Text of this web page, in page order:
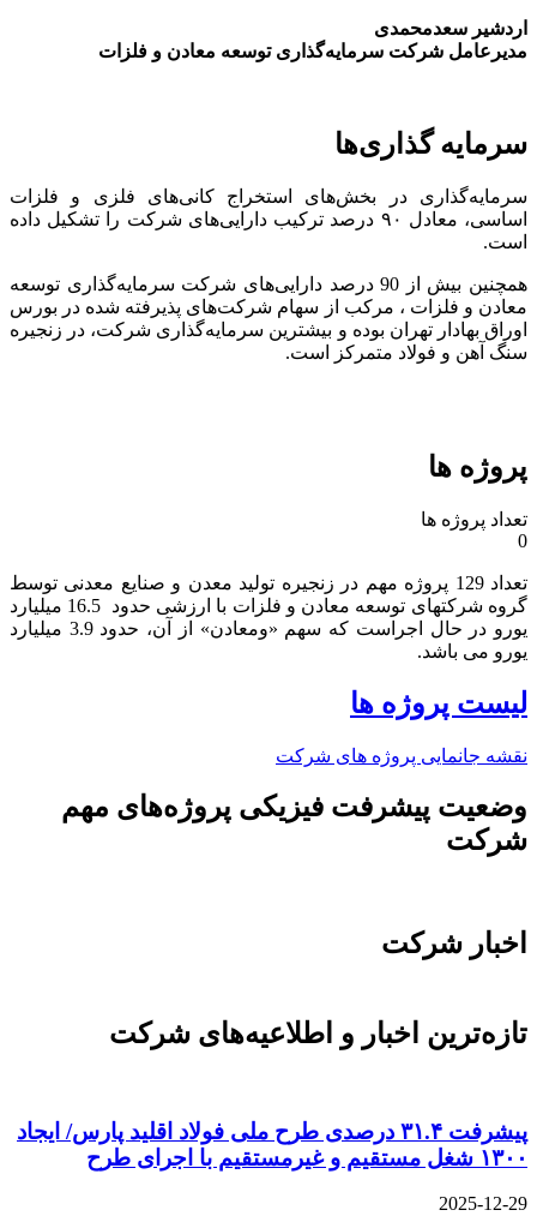
اردشیر سعدمحمدی
مدیرعامل شرکت سرمایه‌گذاری توسعه معادن و فلزات
سرمایه گذاری‌ها
سرمایه‌گذاری در بخش‌های استخراج کانی‌های فلزی و فلزات
اساسی، معادل ۹۰ درصد ترکیب دارایی‌های شرکت را تشکیل داده
است.
همچنین بیش از 90 درصد دارایی‌های شرکت سرمایه‌گذاری توسعه
معادن و فلزات ، مرکب از سهام شرکت‌های پذیرفته شده در بورس
اوراق بهادار تهران بوده و بیشترین سرمایه‌گذاری شرکت، در زنجیره
سنگ آهن و فولاد متمرکز است.
پروژه ها
تعداد پروژه ها
0
تعداد 129 پروژه مهم در زنجیره تولید معدن و صنایع معدنی توسط
گروه شرکتهای توسعه معادن و فلزات با ارزشی حدود 16.5 میلیارد
یورو در حال اجراست که سهم «ومعادن» از آن، حدود 3.9 میلیارد
یورو می باشد.​
لیست پروژه ها
نقشه جانمایی پروژه های شرکت
وضعیت پیشرفت فیزیکی پروژه‌های مهم
شرکت
اخبار شرکت
تازه‌ترین اخبار و اطلاعیه‌های شرکت
پیشرفت ۳۱.۴ درصدی طرح ملی فولاد اقلید پارس/ ایجاد
۱۳۰۰ شغل مستقیم و غیرمستقیم با اجرای طرح
2025-12-29